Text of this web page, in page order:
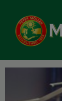
content